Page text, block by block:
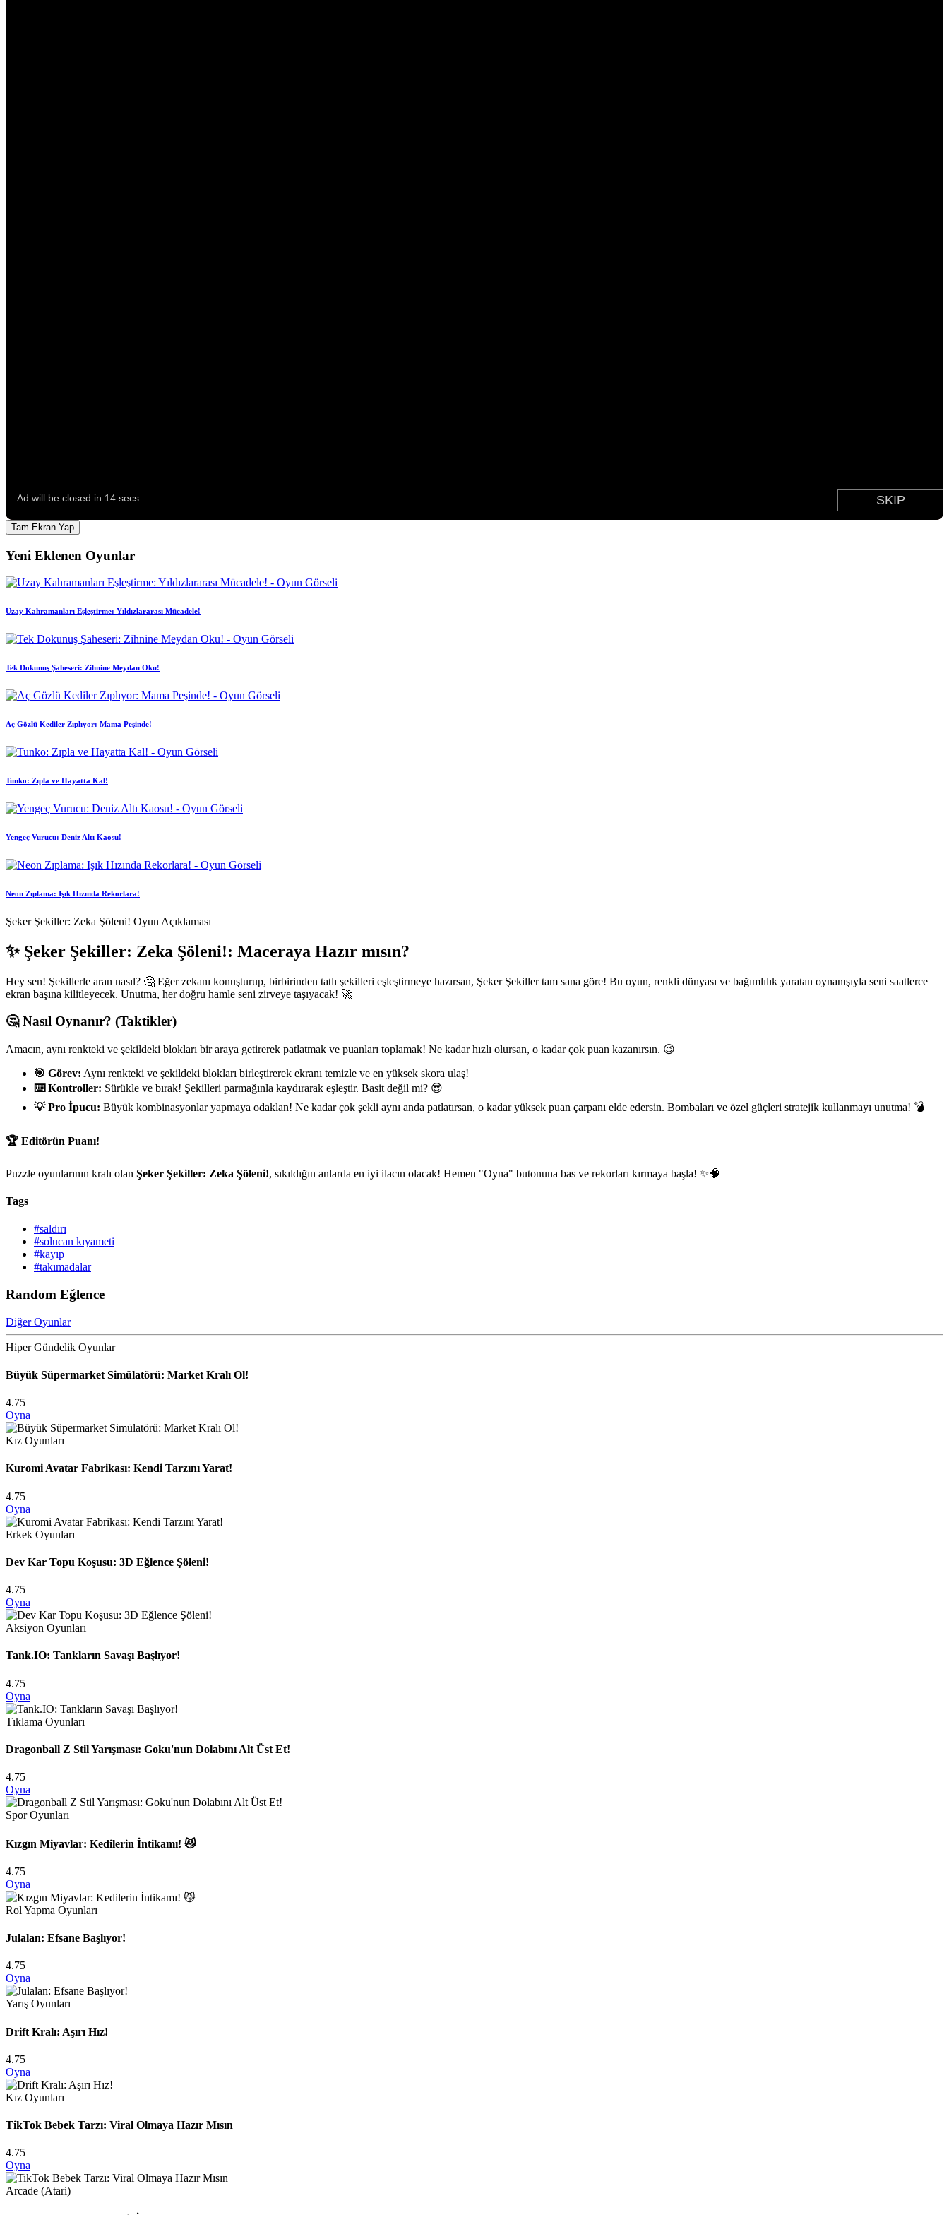
Tam Ekran Yap
Yeni Eklenen Oyunlar
Uzay Kahramanları Eşleştirme: Yıldızlararası Mücadele!
Tek Dokunuş Şaheseri: Zihnine Meydan Oku!
Aç Gözlü Kediler Zıplıyor: Mama Peşinde!
Tunko: Zıpla ve Hayatta Kal!
Yengeç Vurucu: Deniz Altı Kaosu!
Neon Zıplama: Işık Hızında Rekorlara!
Şeker Şekiller: Zeka Şöleni! Oyun Açıklaması
✨ Şeker Şekiller: Zeka Şöleni!: Maceraya Hazır mısın?
Hey sen! Şekillerle aran nasıl? 🤔 Eğer zekanı konuşturup, birbirinden tatlı şekilleri eşleştirmeye hazırsan, Şeker Şekiller tam sana göre! Bu oyun, renkli dünyası ve bağımlılık yaratan oynanışıyla seni saatlerce
ekran başına kilitleyecek. Unutma, her doğru hamle seni zirveye taşıyacak! 🚀
🤔 Nasıl Oynanır? (Taktikler)
Amacın, aynı renkteki ve şekildeki blokları bir araya getirerek patlatmak ve puanları toplamak! Ne kadar hızlı olursan, o kadar çok puan kazanırsın. 😉
🎯 Görev: Aynı renkteki ve şekildeki blokları birleştirerek ekranı temizle ve en yüksek skora ulaş!
⌨️ Kontroller: Sürükle ve bırak! Şekilleri parmağınla kaydırarak eşleştir. Basit değil mi? 😎
💡 Pro İpucu: Büyük kombinasyonlar yapmaya odaklan! Ne kadar çok şekli aynı anda patlatırsan, o kadar yüksek puan çarpanı elde edersin. Bombaları ve özel güçleri stratejik kullanmayı unutma! 💣
🏆 Editörün Puanı!
Puzzle oyunlarının kralı olan Şeker Şekiller: Zeka Şöleni!, sıkıldığın anlarda en iyi ilacın olacak! Hemen "Oyna" butonuna bas ve rekorları kırmaya başla! ✨🧠
Tags
#saldırı
#solucan kıyameti
#kayıp
#takımadalar
Random Eğlence
Diğer Oyunlar
Hiper Gündelik Oyunlar
Büyük Süpermarket Simülatörü: Market Kralı Ol!
4.75
Oyna
Kız Oyunları
Kuromi Avatar Fabrikası: Kendi Tarzını Yarat!
4.75
Oyna
Erkek Oyunları
Dev Kar Topu Koşusu: 3D Eğlence Şöleni!
4.75
Oyna
Aksiyon Oyunları
Tank.IO: Tankların Savaşı Başlıyor!
4.75
Oyna
Tıklama Oyunları
Dragonball Z Stil Yarışması: Goku'nun Dolabını Alt Üst Et!
4.75
Oyna
Spor Oyunları
Kızgın Miyavlar: Kedilerin İntikamı! 😼
4.75
Oyna
Rol Yapma Oyunları
Julalan: Efsane Başlıyor!
4.75
Oyna
Yarış Oyunları
Drift Kralı: Aşırı Hız!
4.75
Oyna
Kız Oyunları
TikTok Bebek Tarzı: Viral Olmaya Hazır Mısın
4.75
Oyna
Arcade (Atari)